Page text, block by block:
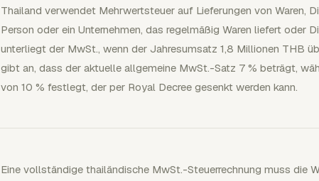
Thailand verwendet Mehrwertsteuer auf Lieferungen von Waren,
Person oder ein Unternehmen, das regelmäßig Waren liefert oder
unterliegt der MwSt., wenn der Jahresumsatz 1,8 Millionen THB
gibt an, dass der aktuelle allgemeine MwSt.-Satz 7 % beträgt,
von 10 % festlegt, der per Royal Decree gesenkt werden kann.
Eine vollständige thailändische MwSt.-Steuerrechnung muss die